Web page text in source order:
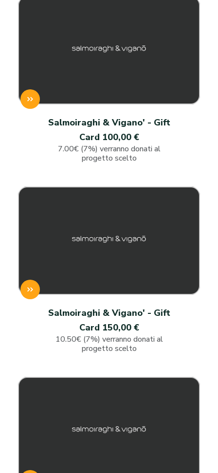
Salmoiraghi & Vigano' - Gift
Card 100,00 €
7.00€ (7%) verranno donati al
progetto scelto
Salmoiraghi & Vigano' - Gift
Card 150,00 €
10.50€ (7%) verranno donati al
progetto scelto